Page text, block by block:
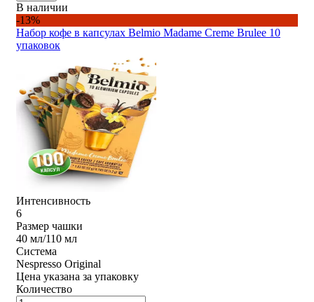
В наличии
-13%
Набор кофе в капсулах Belmio Madame Creme Brulee 10
упаковок
Интенсивность
6
Размер чашки
40 мл/110 мл
Система
Nespresso Original
Цена указана за упаковку
Количество